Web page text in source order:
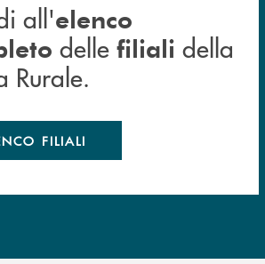
all'elenco
delle filiali della
Rurale.
FILIALI